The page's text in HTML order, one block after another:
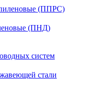
(ППРС)
(ПНД)
систем
стали